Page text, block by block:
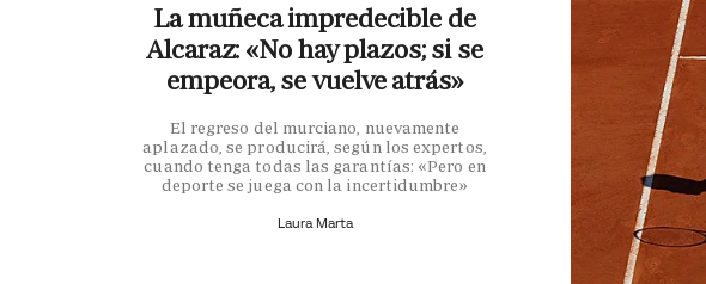
La muñeca impredecible de
Alcaraz: «No hay plazos; si se
empeora, se vuelve atrás»
El regreso del murciano, nuevamente
aplazado, se producirá, según los expertos,
cuando tenga todas las garantías: «Pero en
deporte se juega con la incertidumbre»
Laura Marta